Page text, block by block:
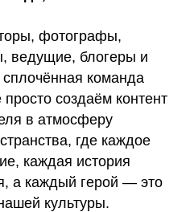
фотографы,
ведущие, блогеры и
команда
создаём контент
в атмосферу
где каждое
каждая история
а каждый герой — это
культуры.